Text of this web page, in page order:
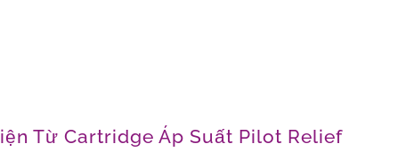
Từ Cartridge Áp Suất Pilot Relief